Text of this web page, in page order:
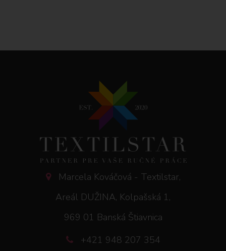
Marcela Kováčová - Textilstar,
Areál DUŽINA, Kolpašská 1,
969 01 Banská Štiavnica
+421 948 207 354